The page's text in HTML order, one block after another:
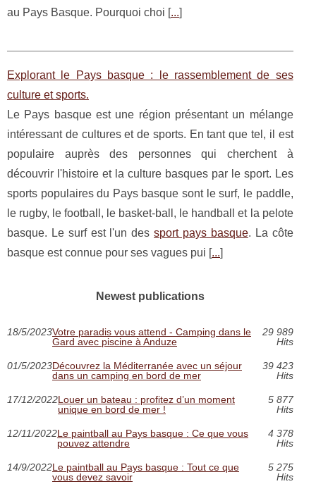
au Pays Basque. Pourquoi choi [...]
Explorant le Pays basque : le rassemblement de ses
culture et sports.
Le Pays basque est une région présentant un mélange
intéressant de cultures et de sports. En tant que tel, il est
populaire auprès des personnes qui cherchent à
découvrir l'histoire et la culture basques par le sport. Les
sports populaires du Pays basque sont le surf, le paddle,
le rugby, le football, le basket-ball, le handball et la pelote
basque. Le surf est l'un dessport pays basque. La côte
basque est connue pour ses vagues pui [...]
Newest publications
18/5/2023Votre paradis vous attend - Camping dans le
Gard avec piscine à Anduze
29 989
Hits
01/5/2023Découvrez la Méditerranée avec un séjour
dans un camping en bord de mer
39 423
Hits
17/12/2022Louer un bateau : profitez d’un moment
unique en bord de mer !
5 877
Hits
12/11/2022Le paintball au Pays basque : Ce que vous
pouvez attendre
4 378
Hits
14/9/2022Le paintball au Pays basque : Tout ce que
vous devez savoir
5 275
Hits